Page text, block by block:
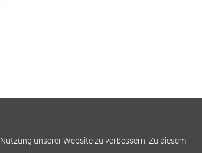
unserer Website zu verbessern. Zu diesem